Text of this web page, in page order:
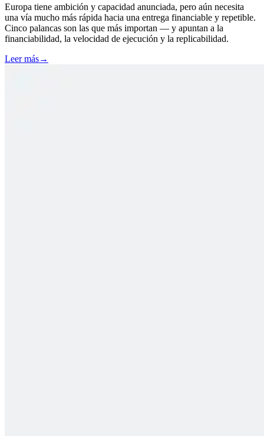
Europa tiene ambición y capacidad anunciada, pero aún necesita
una vía mucho más rápida hacia una entrega financiable y repetible.
Cinco palancas son las que más importan — y apuntan a la
financiabilidad, la velocidad de ejecución y la replicabilidad.
Leer más→